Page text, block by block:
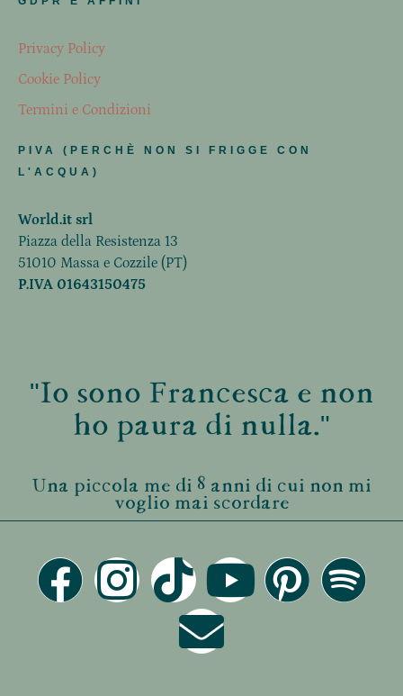
Privacy Policy
Cookie Policy
Termini e Condizioni
PIVA (PERCHÈ NON SI FRIGGE CON
L'ACQUA)
World.it srl
Piazza della Resistenza 13
51010 Massa e Cozzile (PT)
P.IVA 01643150475
"Io sono Francesca e non
ho paura di nulla."
Una piccola me di 8 anni di cui non mi
voglio mai scordare